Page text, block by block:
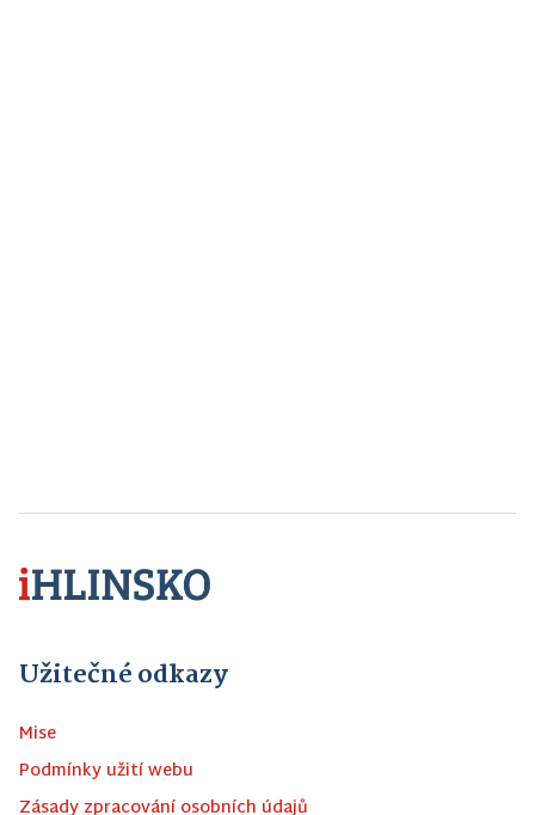
Užitečné odkazy
Mise
Podmínky užití webu
Zásady zpracování osobních údajů